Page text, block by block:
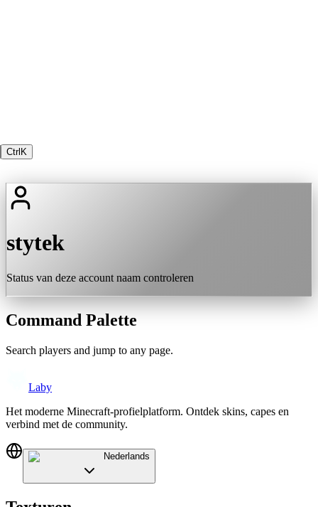
Ctrl K
stytek
Status van deze account naam controleren
Command Palette
Search players and jump to any page.
Laby
Het moderne Minecraft-profielplatform. Ontdek skins, capes en
verbind met de community.
Nederlands